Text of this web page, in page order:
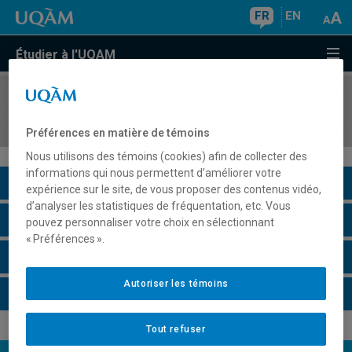
FR EN
Étudier à l'UQAM
COURS//
Description du cours
Horaire - Été 2026
Préférences en matière de témoins
Nous utilisons des témoins (cookies) afin de collecter des
informations qui nous permettent d’améliorer votre
expérience sur le site, de vous proposer des contenus vidéo,
d’analyser les statistiques de fréquentation, etc. Vous
pouvez personnaliser votre choix en sélectionnant
« Préférences ».
Tout refuser
Autoriser les témoins